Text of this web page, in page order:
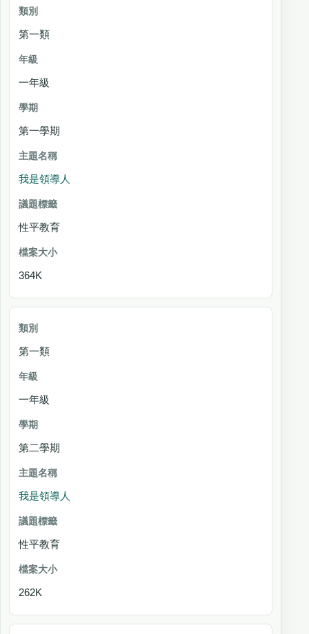
類別
年
級
主題名稱
議
題
籤
第一類
一年級
第一學期
我是領導人
性平教育
364K
第一類
一年級
第二學期
我是領導人
性平教育
262K